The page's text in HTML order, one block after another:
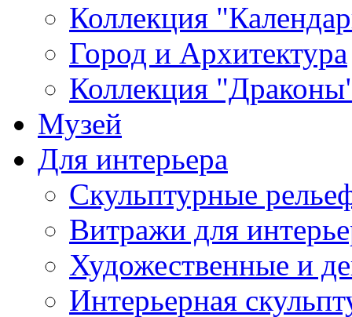
Коллекция
Город и Архитектура
Коллекция
Музей
Для интерьера
Скульптурные
Витражи для
Художественные и
Интерьерная